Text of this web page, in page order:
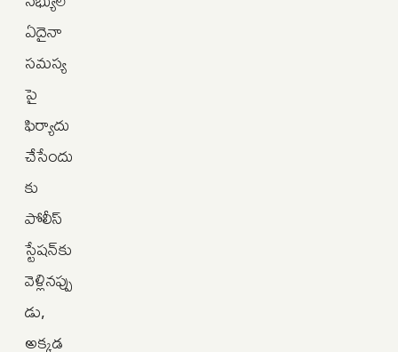
ఏదైనా
సమస్య
పై
ఫిర్యాదు
చేసేందు
కు
పోలీస్
స్టేషన్‌కు
వెళ్లినప్పు
డు,
అక్కడ